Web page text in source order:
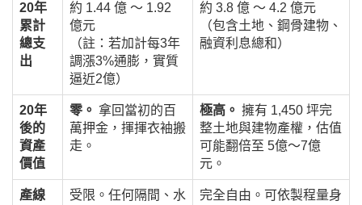
20年
累計
總支
出
約 1.44 億 ～ 1.92
億元
（註：若加計每3年
調漲3%通膨，實質
逼近2億）
約 3.8 億 ～ 4.2 億元
（包含土地、鋼骨建物、
融資利息總和）
20年
後的
資產
價值
零。 拿回當初的百
萬押金，揮揮衣袖搬
走。
極高。 擁有 1,450 坪完
整土地與建物產權，估值
可能翻倍至 5億～7億
元 。
產線
受限。任何隔間、水
完全自由。可依製程量身